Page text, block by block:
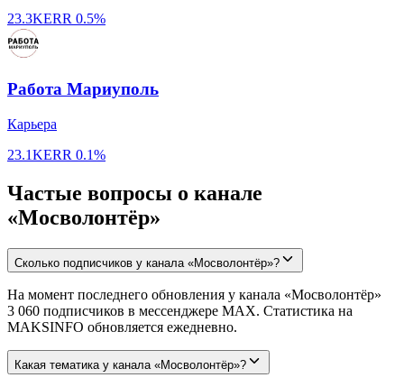
23.3KERR 0.5%
Работа Мариуполь
Карьера
23.1KERR 0.1%
Частые вопросы о канале
«Мосволонтёр»
Сколько подписчиков у канала «Мосволонтёр»?
На момент последнего обновления у канала «Мосволонтёр»
3 060 подписчиков в мессенджере MAX. Статистика на
MAKSINFO обновляется ежедневно.
Какая тематика у канала «Мосволонтёр»?